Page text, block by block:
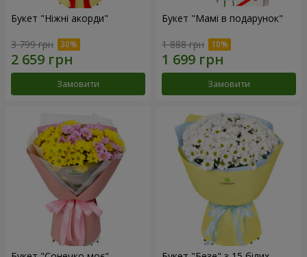
Букет "Ніжні акорди"
3 799 грн
Замовити
Букет "Мамі в подарунок"
1 888 грн
Замовити